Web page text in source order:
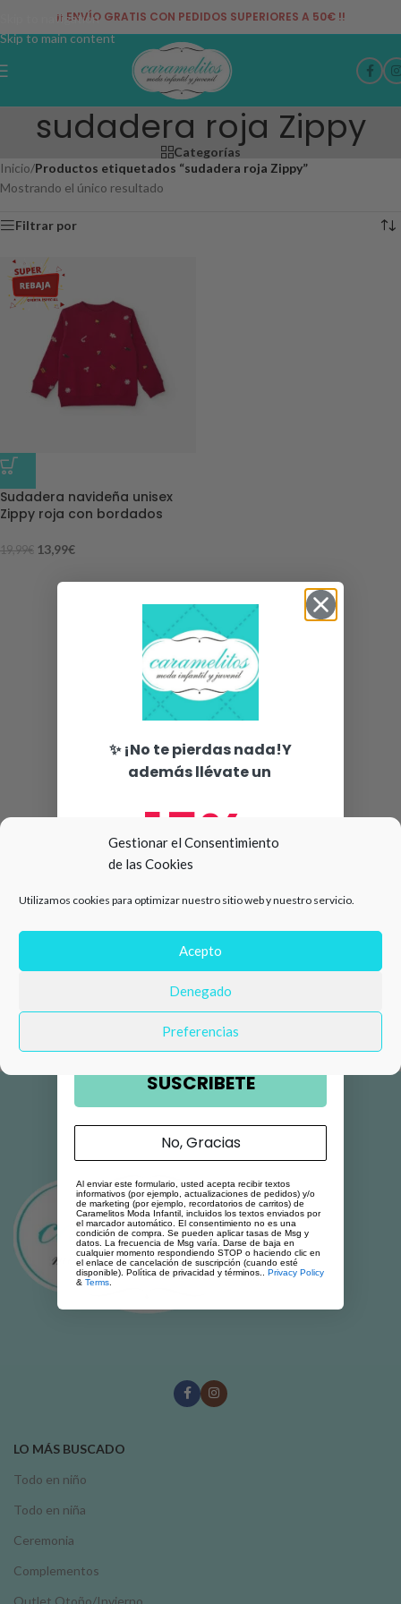
Gestionar el Consentimiento
de las Cookies
Utilizamos cookies para optimizar nuestro sitio web y nuestro servicio.
Acepto
Denegado
Preferencias
Skip to navigation
Skip to main content
¡¡ ENVÍO GRATIS CON PEDIDOS SUPERIORES A 50€ !!
sudadera roja Zippy
Categorías
Inicio/Productos etiquetados “sudadera roja Zippy”
Mostrando el único resultado
Filtrar por
-30%
Sudadera navideña unisex
Zippy roja con bordados
19,99€ 13,99€
LO MÁS BUSCADO
Todo en niño
Todo en niña
Ceremonia
Complementos
Outlet Otoño/Invierno
✨ ¡No te pierdas nada!Y
además llévate un
15%
compra 🛍️
Número de teléfono
Email
SUSCRIBETE
No, Gracias
Al enviar este formulario, usted acepta recibir textos
informativos (por ejemplo, actualizaciones de pedidos) y/o
de marketing (por ejemplo, recordatorios de carritos) de
Caramelitos Moda Infantil, incluidos los textos enviados por
el marcador automático. El consentimiento no es una
condición de compra. Se pueden aplicar tasas de Msg y
datos. La frecuencia de Msg varía. Darse de baja en
cualquier momento respondiendo STOP o haciendo clic en
el enlace de cancelación de suscripción (cuando esté
disponible). Política de privacidad y términos.. Privacy Policy
& Terms